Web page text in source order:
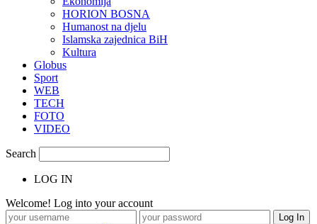
HORION BOSNA
Humanost na djelu
Islamska zajednica BiH
Kultura
Globus
Sport
WEB
TECH
FOTO
VIDEO
Search
LOG IN
Welcome! Log into your account